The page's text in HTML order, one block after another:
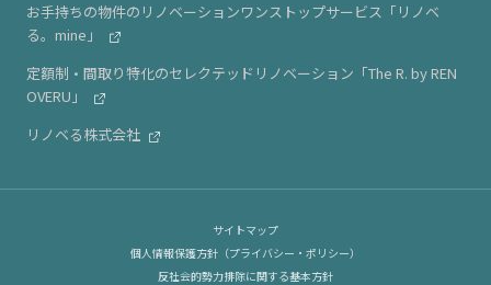
お手持ちの物件のリノベーションワンストップサービス「リノベ
る。mine」
定額制・間取り特化のセレクテッドリノベーション「The R. by REN
OVERU」
リノベる株式会社
サイトマップ
個人情報保護方針（プライバシー・ポリシー）
反社会的勢力排除に関する基本方針